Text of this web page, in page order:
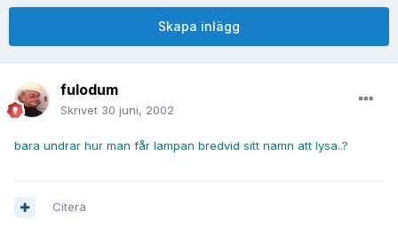
Skapa inlägg
fulodum
Skrivet 30 juni, 2002
bara undrar hur man får lampan bredvid sitt namn att lysa..?
Citera